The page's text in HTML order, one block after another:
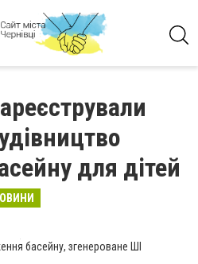
для дітей
басейну, згенероване ШІ